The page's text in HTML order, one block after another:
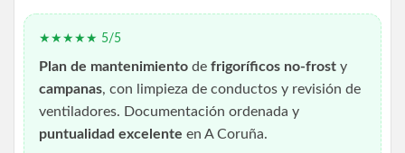
★★★★★ 5/5
Plan de mantenimiento de frigoríficos no-frost y
campanas, con limpieza de conductos y revisión de
ventiladores. Documentación ordenada y
puntualidad excelente en A Coruña.